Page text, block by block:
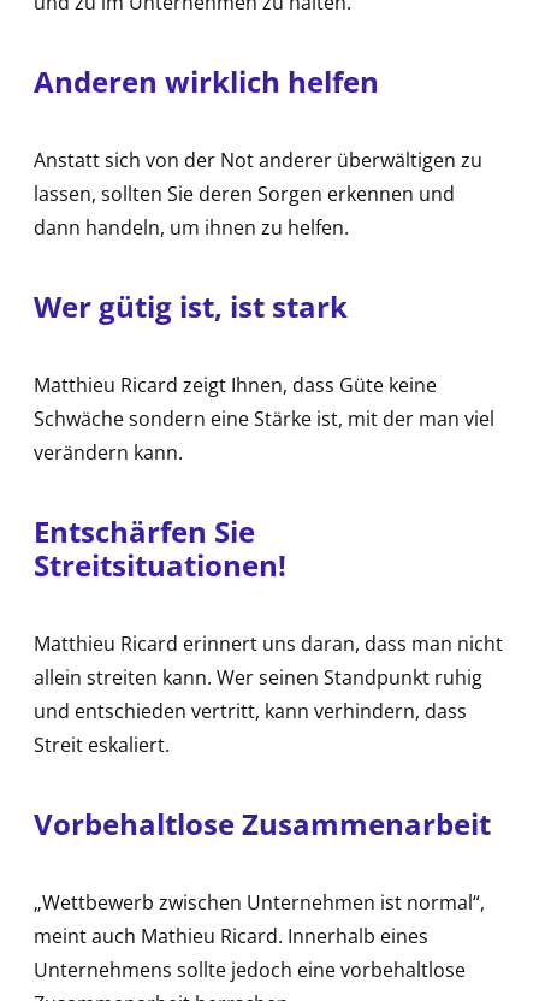
Anderen wirklich helfen
Anstatt sich von der Not anderer überwältigen zu
lassen, sollten Sie deren Sorgen erkennen und
dann handeln, um ihnen zu helfen.
Wer gütig ist, ist stark
Matthieu Ricard zeigt Ihnen, dass Güte keine
Schwäche sondern eine Stärke ist, mit der man viel
verändern kann.
Entschärfen Sie
Streitsituationen!
Matthieu Ricard erinnert uns daran, dass man nicht
allein streiten kann. Wer seinen Standpunkt ruhig
und entschieden vertritt, kann verhindern, dass
Streit eskaliert.
Vorbehaltlose Zusammenarbeit
„Wettbewerb zwischen Unternehmen ist normal“,
meint auch Mathieu Ricard. Innerhalb eines
Unternehmens sollte jedoch eine vorbehaltlose